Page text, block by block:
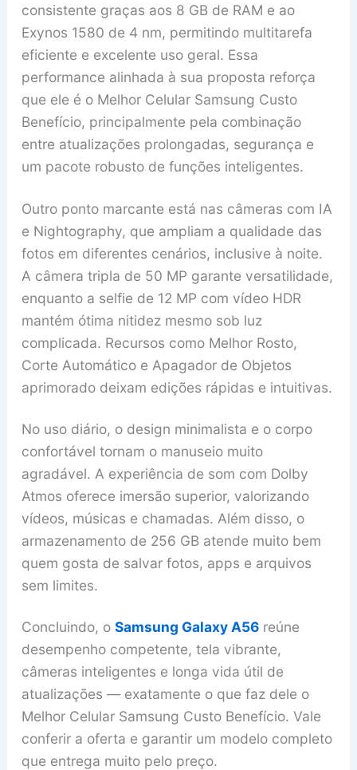
consistente graças aos 8 GB de RAM e ao
Exynos 1580 de 4 nm, permitindo multitarefa
eficiente e excelente uso geral. Essa
performance alinhada à sua proposta reforça
que ele é o Melhor Celular Samsung Custo
Benefício, principalmente pela combinação
entre atualizações prolongadas, segurança e
um pacote robusto de funções inteligentes.
Outro ponto marcante está nas câmeras com IA
e Nightography, que ampliam a qualidade das
fotos em diferentes cenários, inclusive à noite.
A câmera tripla de 50 MP garante versatilidade,
enquanto a selfie de 12 MP com vídeo HDR
mantém ótima nitidez mesmo sob luz
complicada. Recursos como Melhor Rosto,
Corte Automático e Apagador de Objetos
aprimorado deixam edições rápidas e intuitivas.
No uso diário, o design minimalista e o corpo
confortável tornam o manuseio muito
agradável. A experiência de som com Dolby
Atmos oferece imersão superior, valorizando
vídeos, músicas e chamadas. Além disso, o
armazenamento de 256 GB atende muito bem
quem gosta de salvar fotos, apps e arquivos
sem limites.
Concluindo, o Samsung Galaxy A56reúne
desempenho competente, tela vibrante,
câmeras inteligentes e longa vida útil de
atualizações — exatamente o que faz dele o
Melhor Celular Samsung Custo Benefício. Vale
conferir a oferta e garantir um modelo completo
que entrega muito pelo preço.